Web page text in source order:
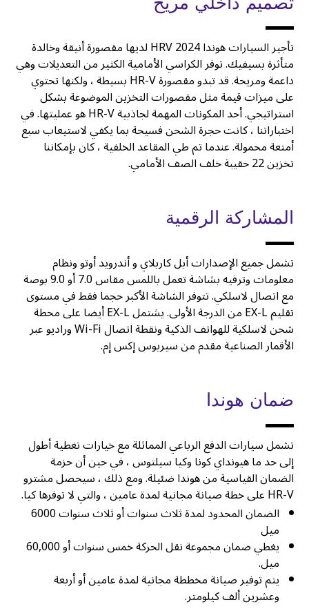
تأجير السيارات هوندا HRV 2024 لديها مقصورة أنيقة وخالدة
متأثرة بسيفيك. توفر الكراسي الأمامية الكثير من التعديلات وهي
داعمة ومريحة. قد تبدو مقصورة HR-V بسيطة ، ولكنها تحتوي
على ميزات قيمة مثل مقصورات التخزين الموضوعة بشكل
استراتيجي. أحد المكونات المهمة لجاذبية HR-V هو عمليتها. في
اختباراتنا ، كانت حجرة الشحن فسيحة بما يكفي لاستيعاب سبع
أمتعة محمولة. عندما تم طي المقاعد الخلفية ، كان بإمكاننا
تخزين 22 حقيبة خلف الصف الأمامي.
المشاركة الرقمية
تشمل جميع الإصدارات أبل كاربلاي و أندرويد أوتو ونظام
معلومات وترفيه بشاشة تعمل باللمس مقاس 7.0 أو 9.0 بوصة
مع اتصال لاسلكي. تتوفر الشاشة الأكبر حجما فقط في مستوى
تقليم EX-L من الدرجة الأولى. يشتمل EX-L أيضا على محطة
شحن لاسلكية للهواتف الذكية ونقطة اتصال Wi-Fi وراديو عبر
الأقمار الصناعية مقدم من سيريوس إكس إم.
ضمان هوندا
تشمل سيارات الدفع الرباعي المماثلة مع خيارات تغطية أطول
إلى حد ما هيونداي كونا وكيا سيلتوس ، في حين أن حزمة
الضمان القياسية من هوندا ضئيلة. ومع ذلك ، سيحصل مشترو
HR-V على خطة صيانة مجانية لمدة عامين ، والتي لا توفرها كيا.
الضمان المحدود لمدة ثلاث سنوات أو ثلاث سنوات 6000
ميل
يغطي ضمان مجموعة نقل الحركة خمس سنوات أو 60,000
ميل.
يتم توفير صيانة مخططة مجانية لمدة عامين أو أربعة
وعشرين ألف كيلومتر.